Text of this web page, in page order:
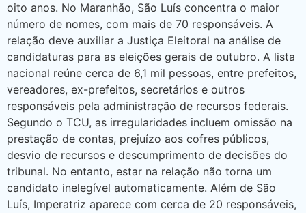
oito anos. No Maranhão, São Luís concentra o maior
número de nomes, com mais de 70 responsáveis. A
relação deve auxiliar a Justiça Eleitoral na análise de
candidaturas para as eleições gerais de outubro. A lista
nacional reúne cerca de 6,1 mil pessoas, entre prefeitos,
vereadores, ex-prefeitos, secretários e outros
responsáveis pela administração de recursos federais.
Segundo o TCU, as irregularidades incluem omissão na
prestação de contas, prejuízo aos cofres públicos,
desvio de recursos e descumprimento de decisões do
tribunal. No entanto, estar na relação não torna um
candidato inelegível automaticamente. Além de São
Luís, Imperatriz aparece com cerca de 20 responsáveis,